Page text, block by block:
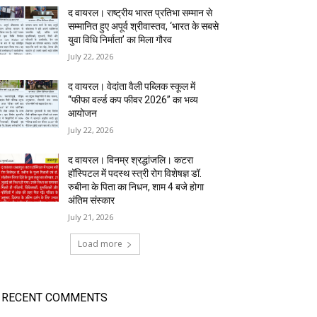
द वायरल। राष्ट्रीय भारत प्रतिभा सम्मान से
सम्मानित हुए अपूर्व श्रीवास्तव, ‘भारत के सबसे
युवा विधि निर्माता’ का मिला गौरव
July 22, 2026
द वायरल। वेदांता वैली पब्लिक स्कूल में
“फीफा वर्ल्ड कप फीवर 2026” का भव्य
आयोजन
July 22, 2026
द वायरल। विनम्र श्रद्धांजलि। कटरा
हॉस्पिटल में पदस्थ स्त्री रोग विशेषज्ञ डॉ.
रुबीना के पिता का निधन, शाम 4 बजे होगा
अंतिम संस्कार
July 21, 2026
Load more
RECENT COMMENTS